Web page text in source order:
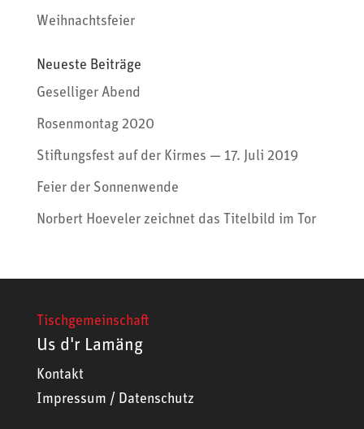
Weihnachtsfeier
Neueste Beiträge
Geselliger Abend
Rosenmontag 2020
Stiftungsfest auf der Kirmes — 17. Juli 2019
Feier der Sonnenwende
Norbert Hoeveler zeichnet das Titelbild im Tor
Tischgemeinschaft
Us d'r Lamäng
Kontakt
Impressum / Datenschutz